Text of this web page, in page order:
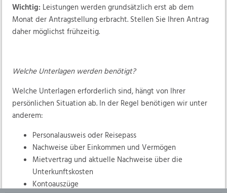
Downloads
Kontakt
jobcenter.digital
Wichtig: Leistungen werden grundsätzlich erst ab dem
Monat der Antragstellung erbracht. Stellen Sie Ihren Antrag
daher möglichst frühzeitig.
Welche Unterlagen werden benötigt?
Welche Unterlagen erforderlich sind, hängt von Ihrer
persönlichen Situation ab. In der Regel benötigen wir unter
anderem:
Personalausweis oder Reisepass
Nachweise über Einkommen und Vermögen
Mietvertrag und aktuelle Nachweise über die
Unterkunftskosten
Kontoauszüge